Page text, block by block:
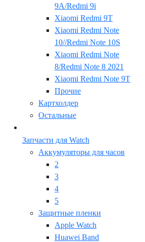
9A/Redmi 9i
Xiaomi Redmi 9T
Xiaomi Redmi Note
10//Redmi Note 10S
Xiaomi Redmi Note
8/Redmi Note 8 2021
Xiaomi Redmi Note 9T
Прочие
Картхолдер
Остальные
Запчасти для Watch
Аккумуляторы для часов
2
3
4
5
Защитные пленки
Apple Watch
Huawei Band